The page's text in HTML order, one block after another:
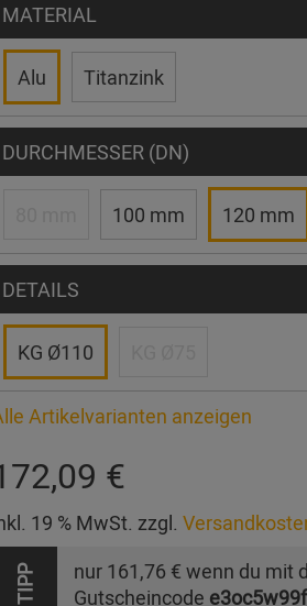
MATERIAL
Alu Titanzink
DURCHMESSER (DN)
100 mm 120 mm
DETAILS
KG Ø110
Artikelvarianten anzeigen
€
19 % MwSt. zzgl.
TIPP nur 161,76 € wenn du mit
Gutscheincode